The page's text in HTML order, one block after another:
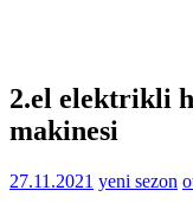
2.el elektrikli
makinesi
27.11.2021 yeni sezon